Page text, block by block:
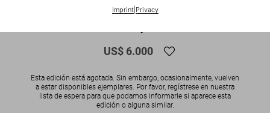
Imprint| Privacy
Araki. Bondage. Art Edition No. 51–100
US$ 6.000
Esta edición está agotada. Sin embargo, ocasionalmente, vuelven
a estar disponibles ejemplares. Por favor, regístrese en nuestra
lista de espera para que podamos informarle si aparece esta
edición o alguna similar.